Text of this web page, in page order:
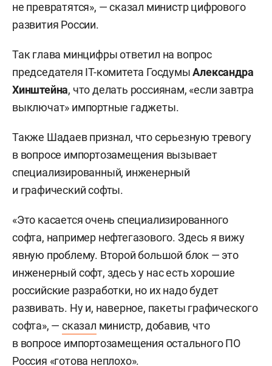
не превратятся», — сказал министр цифрового
развития России.
Так глава минцифры ответил на вопрос
председателя IT-комитета ГосдумыАлександра
Хинштейна, что делать россиянам, «если завтра
выключат» импортные гаджеты.
Также Шадаев признал, что серьезную тревогу
в вопросе импортозамещения вызывает
специализированный, инженерный
и графический софты.
«Это касается очень специализированного
софта, например нефтегазового. Здесь я вижу
явную проблему. Второй большой блок — это
инженерный софт, здесь у нас есть хорошие
российские разработки, но их надо будет
развивать. Ну и, наверное, пакеты графического
софта», —сказал министр, добавив, что
в вопросе импортозамещения остального ПО
Россия «готова неплохо».